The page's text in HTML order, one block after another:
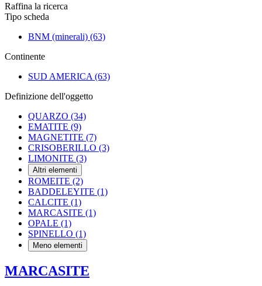
Raffina la ricerca
Tipo scheda
BNM (minerali) (63)
Continente
SUD AMERICA (63)
Definizione dell'oggetto
QUARZO (34)
EMATITE (9)
MAGNETITE (7)
CRISOBERILLO (3)
LIMONITE (3)
Altri elementi
ROMEITE (2)
BADDELEYITE (1)
CALCITE (1)
MARCASITE (1)
OPALE (1)
SPINELLO (1)
Meno elementi
MARCASITE